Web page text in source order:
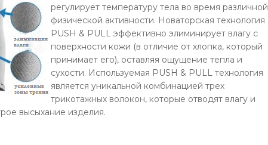
регулирует температуру тела во время различной
физической активности. Новаторская технология
PUSH & PULL эффективно элиминирует влагу с
поверхности кожи (в отличие от хлопка, который
принимает его), оставляя ощущение тепла и
сухости. Используемая PUSH & PULL технология
является уникальной комбинацией трех
трикотажных волокон, которые отводят влагу и
высыхание изделия.